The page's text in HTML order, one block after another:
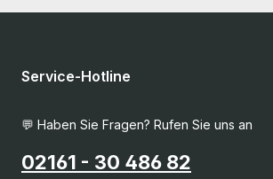
Service-Hotline
💬 Haben Sie Fragen? Rufen Sie uns an
02161 - 30 486 82